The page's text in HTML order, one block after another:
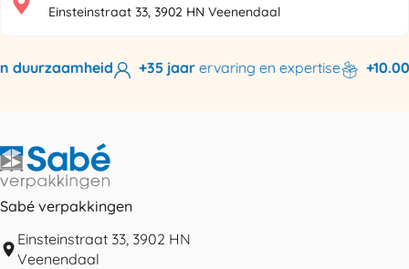
Einsteinstraat 33, 3902 HN Veenendaal
+35 jaarervaring en expertise
Sabé verpakkingen
Einsteinstraat 33, 3902 HN
Veenendaal